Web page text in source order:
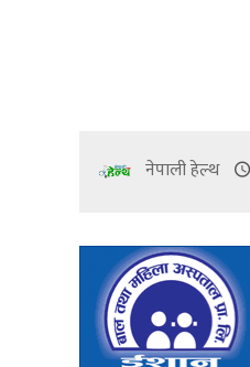
नेपाली हेल्थ